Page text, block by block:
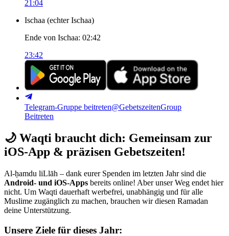
21:04
Ischaa (echter Ischaa)
Ende von Ischaa: 02:42
23:42
Telegram-Gruppe beitreten@GebetszeitenGroup
Beitreten
🌙 Waqti braucht dich: Gemeinsam zur
iOS-App & präzisen Gebetszeiten!
Al-ḥamdu liLlāh – dank eurer Spenden im letzten Jahr sind die
Android- und iOS-Apps bereits online! Aber unser Weg endet hier
nicht. Um Waqti dauerhaft werbefrei, unabhängig und für alle
Muslime zugänglich zu machen, brauchen wir diesen Ramadan
deine Unterstützung.
Unsere Ziele für dieses Jahr: